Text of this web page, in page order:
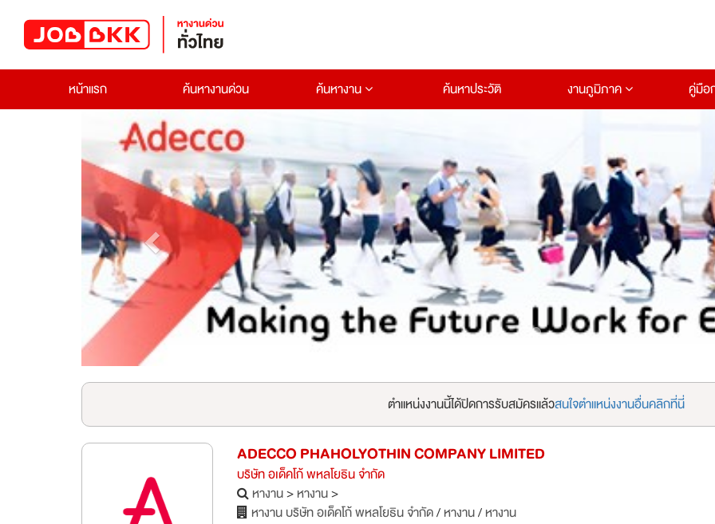
หน้าแรก
ค้นหางานด่วน ค้นหางาน ค้นหาประวัติ งานภูมิภาค คู่มือ
Previous
ตำแหน่งงานนี้ได้ปิดการรับสมัครแล้วสนใจตำแหน่งงานอื่นคลิกที่นี่
ADECCO PHAHOLYOTHIN COMPANY LIMITED
บริษัท อเด็คโก้ พหลโยธิน จำกัด
หางาน>หางาน>
หางาน บริษัท อเด็คโก้ พหลโยธิน จำกัด/หางาน/หางาน